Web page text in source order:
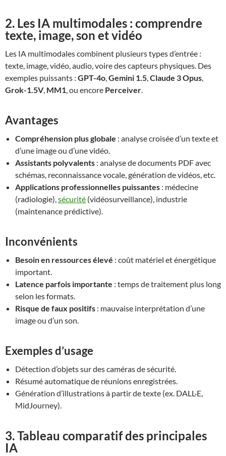
2. Les IA multimodales : comprendre
texte, image, son et vidéo
Les IA multimodales combinent plusieurs types d’entrée :
texte, image, vidéo, audio, voire des capteurs physiques. Des
exemples puissants : GPT-4o,Gemini 1.5,Claude 3 Opus,
Grok-1.5V, MM1, ou encore Perceiver.
Avantages
Compréhension plus globale : analyse croisée d’un texte et
d’une image ou d’une vidéo.
Assistants polyvalents : analyse de documents PDF avec
schémas, reconnaissance vocale, génération de vidéos, etc.
Applications professionnelles puissantes : médecine
(radiologie),sécurité (vidéosurveillance), industrie
(maintenance prédictive).
Inconvénients
Besoin en ressources élevé : coût matériel et énergétique
important.
Latence parfois importante : temps de traitement plus long
selon les formats.
Risque de faux positifs : mauvaise interprétation d’une
image ou d’un son.
Exemples d’usage
Détection d’objets sur des caméras de sécurité.
Résumé automatique de réunions enregistrées.
Génération d’illustrations à partir de texte (ex. DALL·E,
MidJourney).
3. Tableau comparatif des principales
IA